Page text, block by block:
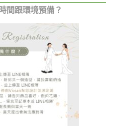
間跟環境預備？